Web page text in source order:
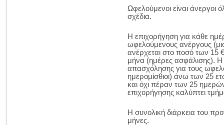
Ωφελούμενοι είναι άνεργοι
σχέδια.
Η επιχορήγηση για κάθε
ωφελούμενους ανέργους
ανέρχεται στο ποσό των 15
μήνα (ημέρες ασφάλισης).
απασχόλησης για τους
ημερομίσθιοι) άνω των 25
και όχι πέραν των 25
επιχορήγησης καλύπτει
Η συνολική διάρκεια του
μήνες.